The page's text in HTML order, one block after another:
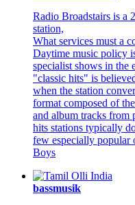
Radio Broadstairs is a
station,
What services must a
Daytime music policy
specialist shows in the
"classic hits" is
when the station
format composed of
and album tracks from
hits stations typically
few especially popular
Boys
bassmusik